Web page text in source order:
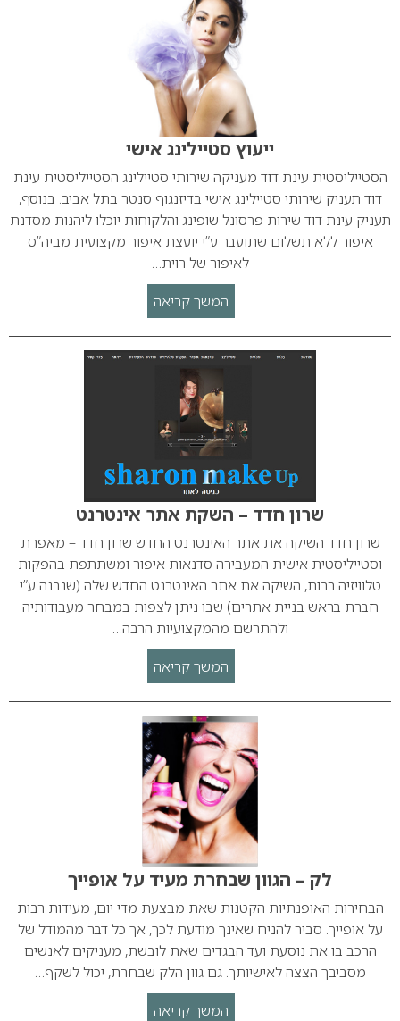
ייעוץ סטיילינג אישי
הסטייליסטית עינת דוד מעניקה שירותי סטיילינג הסטייליסטית עינת
דוד תעניק שירותי סטיילינג אישי בדיזנגוף סנטר בתל אביב. בנוסף,
תעניק עינת דוד שירות פרסונל שופינג והלקוחות יוכלו ליהנות מסדנת
איפור ללא תשלום שתועבר ע”י יועצת איפור מקצועית מביה”ס
לאיפור של רוית…
המשך קריאה
שרון חדד – השקת אתר אינטרנט
שרון חדד השיקה את אתר האינטרנט החדש שרון חדד – מאפרת
וסטייליסטית אישית המעבירה סדנאות איפור ומשתתפת בהפקות
טלוויזיה רבות, השיקה את אתר האינטרנט החדש שלה (שנבנה ע”י
חברת בראש בניית אתרים) שבו ניתן לצפות במבחר מעבודותיה
ולהתרשם מהמקצועיות הרבה…
המשך קריאה
לק – הגוון שבחרת מעיד על אופייך
הבחירות האופנתיות הקטנות שאת מבצעת מדי יום, מעידות רבות
על אופייך. סביר להניח שאינך מודעת לכך, אך כל דבר מהמודל של
הרכב בו את נוסעת ועד הבגדים שאת לובשת, מעניקים לאנשים
מסביבך הצצה לאישיותך. גם גוון הלק שבחרת, יכול לשקף…
המשך קריאה